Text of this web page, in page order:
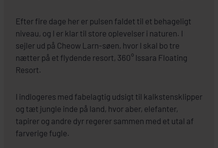
Efter fire dage her er pulsen faldet til et behageligt
niveau, og I er klar til store oplevelser i naturen. I
sejler ud på Cheow Larn-søen, hvor I skal bo tre
nætter på et flydende resort, 360° Issara Floating
Resort.
I indlogeres med fabelagtig udsigt til kalkstensklipper
og tæt jungle inde på land, hvor aber, elefanter,
tapirer og andre dyr regerer sammen med et utal af
farverige fugle.